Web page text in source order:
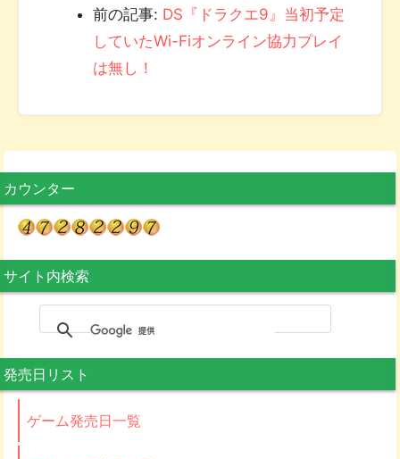
前の記事: DS『ドラクエ9』当初予定
していたWi-Fiオンライン協力プレイ
は無し！
カウンター
サイト内検索
発売日リスト
ゲーム発売日一覧